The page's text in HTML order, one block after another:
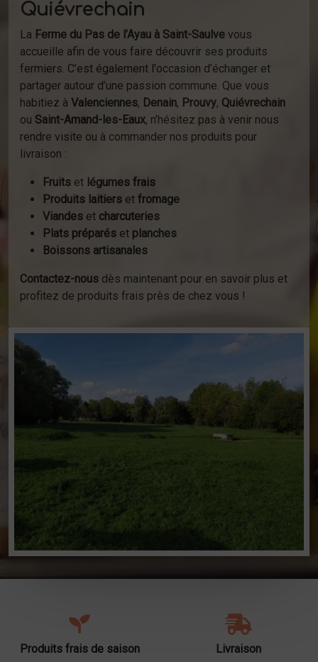
Quiévrechain
La Ferme du Pas de l’Ayau à Saint-Saulve vous
accueille afin de vous faire découvrir ses produits
fermiers. C’est également l'occasion d’échanger et
partager autour d’une passion commune. Que vous
habitiez à Valenciennes, Denain, Prouvy, Quiévrechain
ou Saint-Amand-les-Eaux, n’hésitez pas à venir nous
rendre visite ou à commander nos produits pour
livraison :
Fruits et légumes frais
Produits laitiers et fromage
Viandes et charcuteries
Plats préparés et planches
Boissons artisanales
Contactez-nous dès maintenant pour en savoir plus et
profitez de produits frais près de chez vous !
Produits frais de saison Livraison